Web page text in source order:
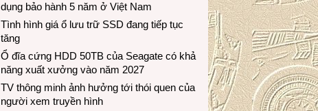
dụng bảo hành 5 năm ở Việt Nam
Tình hình giá ổ lưu trữ SSD đang tiếp tục
tăng
Ổ đĩa cứng HDD 50TB của Seagate có khả
năng xuất xưởng vào năm 2027
TV thông minh ảnh hưởng tới thói quen của
người xem truyền hình